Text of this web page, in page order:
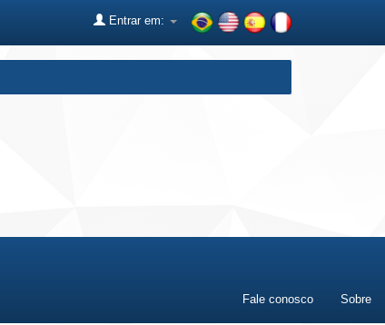
Entrar em:
Fale conosco Sobre